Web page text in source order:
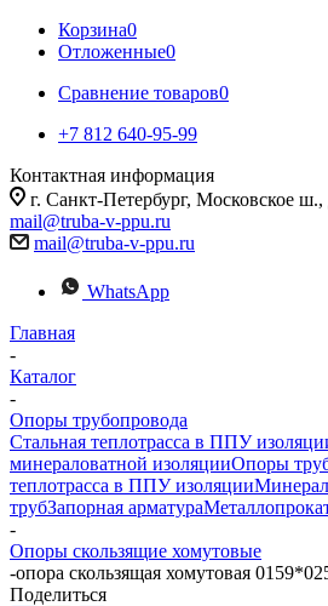
Корзина0
Отложенные0
Сравнение товаров0
+7 812 640-95-99
Контактная информация
г. Санкт-Петербург,
mail@truba-v-ppu.ru
mail@truba-v-ppu.ru
WhatsApp
Главная
-
Каталог
-
Опоры трубопровода
Стальная теплотрасса в ППУ
минераловатной изоляцииОпоры
теплотрасса в ППУ изоляции
трубЗапорная арматура
-
Опоры скользящие хомутовые
-опора скользящая хомутовая
Поделиться